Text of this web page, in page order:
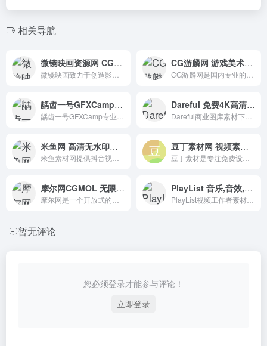
相关导航
微镜映画资源网 CG资源分享交流平台 CG游麟网 游戏美术制作交流平台
龋齿一号GFXCamp 海量最新最热CG资源下载 Dareful 免费4K高清素材视频片段
米鱼网 高清无水印短视频素材资源库 豆丁素材网 视频素材平面设计资源下载
摩尔网CGMOL 无限免费下载所有d模型 PlayList 音乐,音效,视频,AI语音内容资源
暂无评论
您必须登录才能参与评论！
立即登录